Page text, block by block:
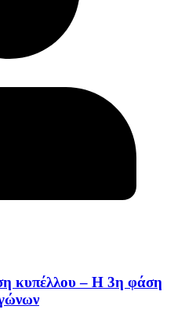
κυπέλλου – Η 3η φάση